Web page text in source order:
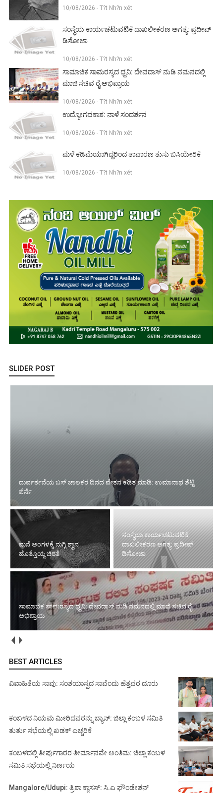
10/08/2026 - T?t Nh?n xét
ಸಂಸ್ಥೆಯ ಕಾರ್ಯಚಟುವಟಿಕೆ ದಾಖಲೀಕರಣ ಅಗತ್ಯ: ಪ್ರದೀಪ್
ಡಿಸೋಜಾ
10/08/2026 - T?t Nh?n xét
ಸಾಮಾಜಿಕ ಸಾಮರಸ್ಯದ ಧ್ವನಿ: ದೇವದಾಸ್ ನುಡಿ ನಮನದಲ್ಲಿ
ಮಾಜಿ ಸಚಿವ ರೈ ಅಭಿಪ್ರಾಯ
10/08/2026 - T?t Nh?n xét
ಉದ್ಯೋಗವಕಾಶ: ನಾಳೆ ಸಂದರ್ಶನ
10/08/2026 - T?t Nh?n xét
ಮಳೆ ಕಡಿಮೆಯಾಗಿದ್ದರಿಂದ ತಾವಾರಣ ತುಸು ಬಿಸಿಯೇರಿಕೆ
10/08/2026 - T?t Nh?n xét
SLIDER POST
ದುರ್ವರ್ತನೆಯ ಬಸ್ ಚಾಲಕರ ದಿನದ ವೇತನ ಕಡಿತ ಮಾಡಿ: ಉಮಾನಾಥ ಶೆಟ್ಟಿ
ಪೆರ್ನೆ
ಮನೆ ಅಂಗಳಕ್ಕೆ ನುಗ್ಗಿ ಶ್ವಾನ
ಹೊತ್ತೊಯ್ದ ಚಿರತೆ
ಸಂಸ್ಥೆಯ ಕಾರ್ಯಚಟುವಟಿಕೆ
ದಾಖಲೀಕರಣ ಅಗತ್ಯ: ಪ್ರದೀಪ್
ಡಿಸೋಜಾ
ಸಾಮಾಜಿಕ ಸಾಮರಸ್ಯದ ಧ್ವನಿ: ದೇವದಾಸ್ ನುಡಿ ನಮನದಲ್ಲಿ ಮಾಜಿ ಸಚಿವ ರೈ
ಅಭಿಪ್ರಾಯ
BEST ARTICLES
ವಿವಾಹಿತೆಯ ಸಾವು: ಸಂಶಯಾಸ್ಪದ ಸಾವೆಂದು ಹೆತ್ತವರ ದೂರು
ಕಂಬಳದ ನಿಯಮ ಮೀರಿದವರನ್ನು ಬ್ಯಾನ್: ಜಿಲ್ಲಾ ಕಂಬಳ ಸಮಿತಿ
ತುರ್ತು ಸಭೆಯಲ್ಲಿ ಖಡಕ್ ಎಚ್ಚರಿಕೆ
ಕಂಬಳದಲ್ಲಿ ತೀರ್ಪುಗಾರರ ತೀರ್ಮಾನವೇ ಅಂತಿಮ: ಜಿಲ್ಲಾ ಕಂಬಳ
ಸಮಿತಿ ಸಭೆಯಲ್ಲಿ ನಿರ್ಣಯ
Mangalore/Udupi: ತ್ರಿಶಾ ಕ್ಲಾಸಸ್: ಸಿ.ಎ ಫೌಂಡೇಶನ್